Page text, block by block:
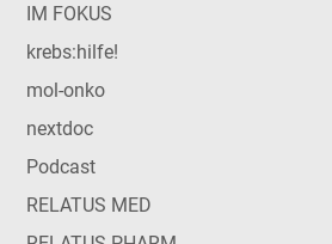
IM FOKUS
krebs:hilfe!
mol-onko
nextdoc
Podcast
RELATUS MED